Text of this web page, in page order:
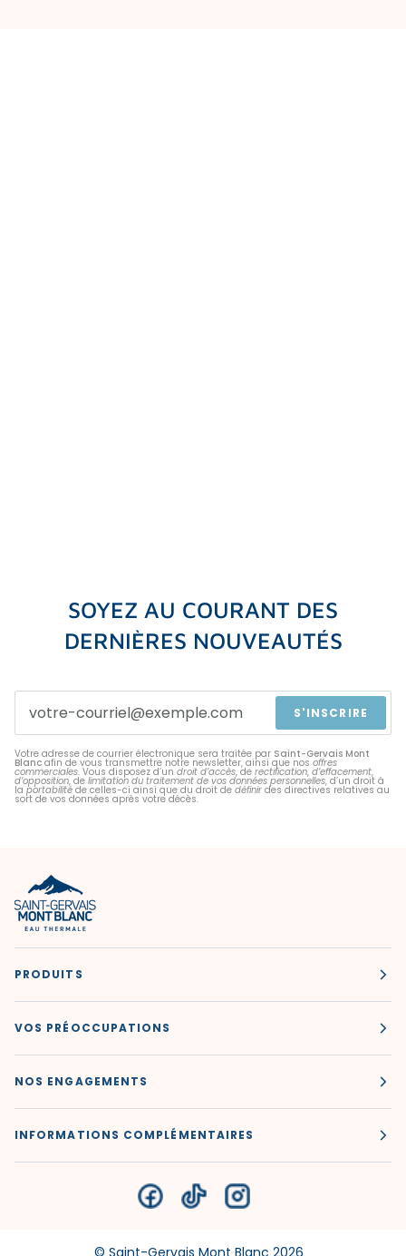
SOYEZ AU COURANT DES
DERNIÈRES NOUVEAUTÉS
S'INSCRIRE
Votre adresse de courrier électronique sera traitée par Saint-Gervais Mont
Blanc afin de vous transmettre notre newsletter, ainsi que nos offres
commerciales. Vous disposez d’un droit d’accès, de rectification, d’effacement,
d’opposition, de limitation du traitement de vos données personnelles, d’un droit à
la portabilité de celles-ci ainsi que du droit de définir des directives relatives au
sort de vos données après votre décès.
PRODUITS
VOS PRÉOCCUPATIONS
NOS ENGAGEMENTS
INFORMATIONS COMPLÉMENTAIRES
© Saint-Gervais Mont Blanc 2026